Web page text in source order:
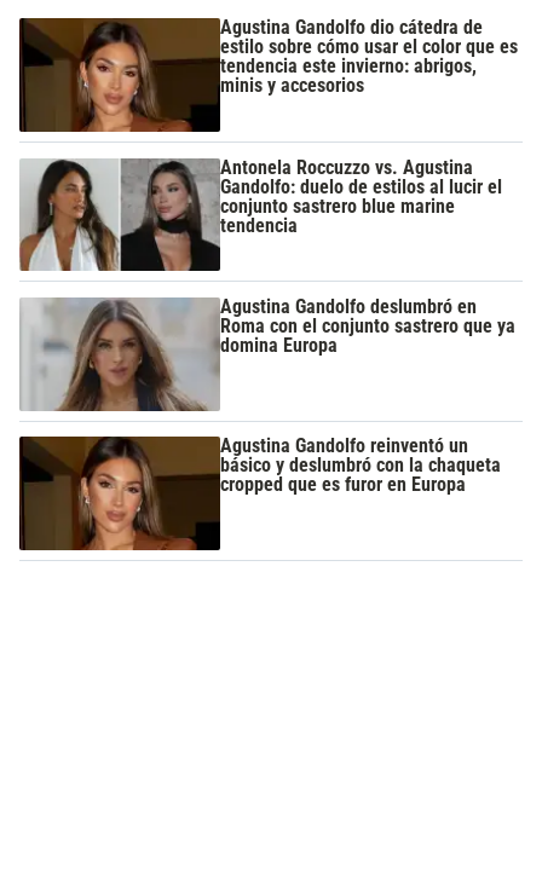
Agustina Gandolfo dio cátedra de
estilo sobre cómo usar el color que es
tendencia este invierno: abrigos,
minis y accesorios
Antonela Roccuzzo vs. Agustina
Gandolfo: duelo de estilos al lucir el
conjunto sastrero blue marine
tendencia
Agustina Gandolfo deslumbró en
Roma con el conjunto sastrero que ya
domina Europa
Agustina Gandolfo reinventó un
básico y deslumbró con la chaqueta
cropped que es furor en Europa